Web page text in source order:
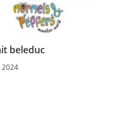
beleduc